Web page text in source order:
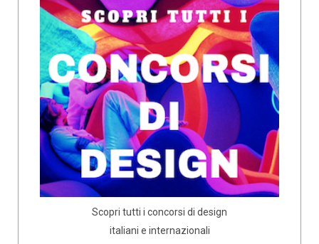
Scopri tutti i concorsi di design
italiani e internazionali